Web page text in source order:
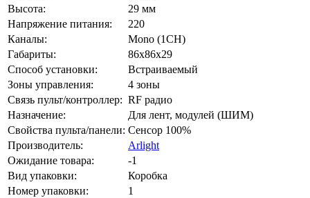
Высота:
29 мм
Напряжение питания:
220
Каналы:
Mono (1CH)
Габариты:
86x86x29
Способ установки:
Встраиваемый
Зоны управления:
4 зоны
Связь пульт/контроллер: RF радио
Назначение:
Для лент, модулей (ШИМ)
Свойства пульта/панели: Сенсор 100%
Производитель:
Arlight
Ожидание товара:
-1
Вид упаковки:
Коробка
Номер упаковки:
1